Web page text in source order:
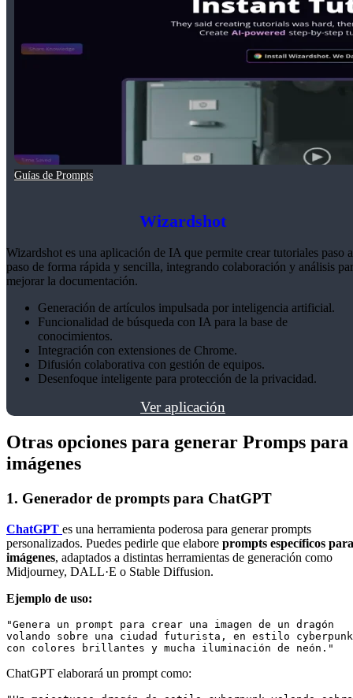
Guías de Prompts
Wizardshot
Wizardshot es una aplicación de IA que permite crear tutoriales paso a
paso de forma rápida y sencilla, integrando colaboración y análisis
mejorar la documentación.
Generación de artículos impulsada por inteligencia artificial.
Funcionalidad de búsqueda con IA para la base de
conocimientos.
Integración con extensiones de Chrome.
Difusión colaborativa con gestión de equipos.
Desenfoque inteligente para protección de la privacidad.
Ver aplicación
Otras opciones para generar Promps para
imágenes
1. Generador de prompts para ChatGPT
ChatGPT es una herramienta poderosa para generar prompts
personalizados. Puedes pedirle que elabore prompts específicos para
imágenes, adaptados a distintas herramientas de generación como
Midjourney, DALL·E o Stable Diffusion.
Ejemplo de uso:
"Genera un prompt para crear una imagen de un dragón
volando sobre una ciudad futurista, en estilo
ChatGPT elaborará un prompt como: